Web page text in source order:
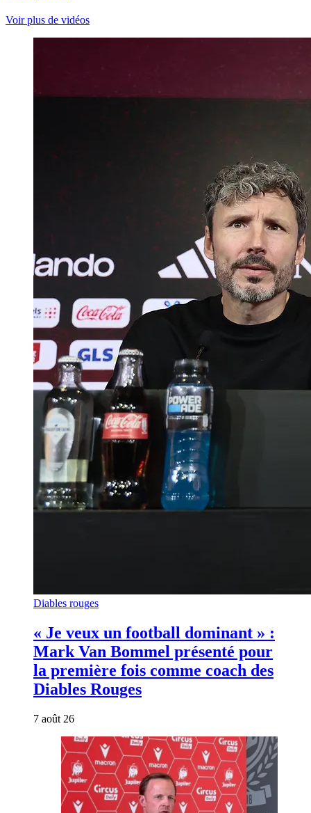
Voir plus de vidéos
Diables rouges
« Je veux un football dominant » :
Mark Van Bommel présenté pour
la première fois comme coach des
Diables Rouges
7 août 26